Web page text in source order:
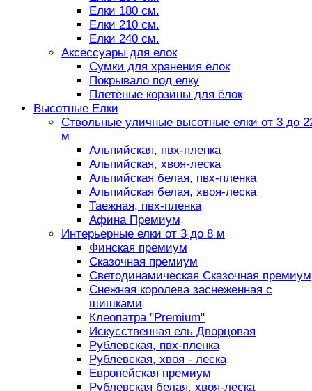
Елки 180 см.
Елки 210 см.
Елки 240 см.
Аксессуары для елок
Сумки для хранения ёлок
Покрывало под елку
Плетёные корзины для ёлок
Высотные Елки
Ствольные уличные высотные елки от 3 до
м
Альпийская, пвх-пленка
Альпийская, хвоя-леска
Альпийская белая, пвх-пленка
Альпийская белая, хвоя-леска
Таежная, пвх-пленка
Афина Премиум
Интерьерные елки от 3 до 8 м
Финская премиум
Сказочная премиум
Светодинамическая Сказочная премиум
Снежная королева заснеженная с
шишками
Клеопатра "Premium"
Искусственная ель Дворцовая
Рублевская, пвх-пленка
Рублевская, хвоя - леска
Европейская премиум
Рублевская белая, хвоя-леска